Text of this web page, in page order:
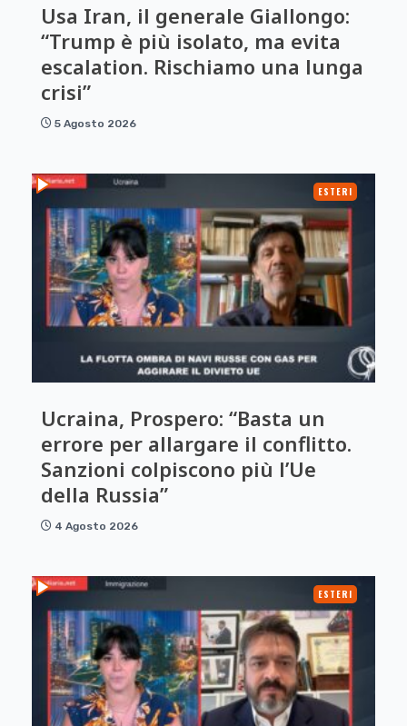
Usa Iran, il generale Giallongo:
“Trump è più isolato, ma evita
escalation. Rischiamo una lunga
crisi”
5 Agosto 2026
ESTERI
Ucraina, Prospero: “Basta un
errore per allargare il conflitto.
Sanzioni colpiscono più l’Ue
della Russia”
4 Agosto 2026
ESTERI